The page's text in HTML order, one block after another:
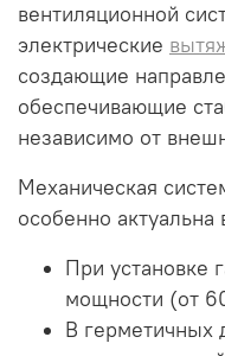
вентиляционной
электрические
создающие
обеспечивающие
независимо от
Механическая
особенно
При установке
мощности (от
В герметичных